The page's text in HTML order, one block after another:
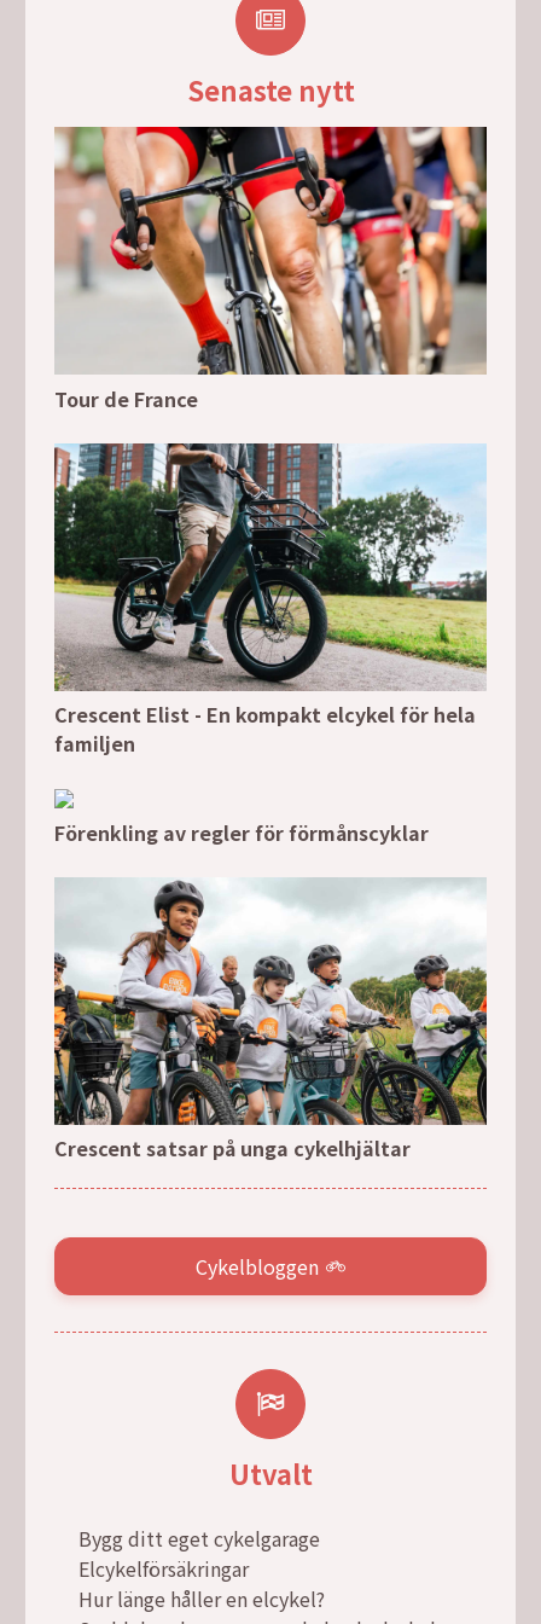
Senaste nytt
Tour de France
Crescent Elist - En kompakt elcykel för hela
familjen
Förenkling av regler för förmånscyklar
Crescent satsar på unga cykelhjältar
Cykelbloggen
Utvalt
Bygg ditt eget cykelgarage
Elcykelförsäkringar
Hur länge håller en elcykel?